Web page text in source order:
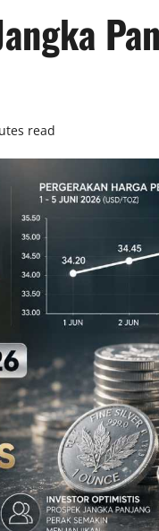
read